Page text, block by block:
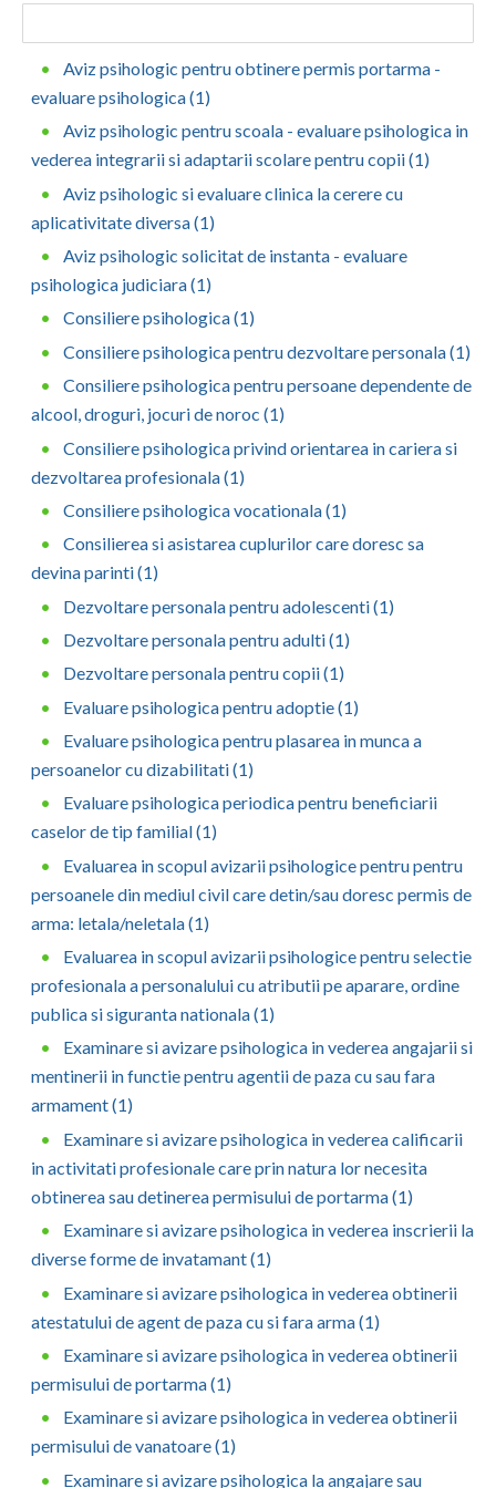
Brasov
Buzau
Calarasi
Caras-Severin
Cluj
Covasna
Dambovita
Galati
Gorj
Harghita
Ialomita
Iasi
Maramures
Mures
Olt
Salaj
Satu-Mare
Sibiu
Suceava
Timis
Tulcea
Valcea
Evenimente
Cabinet
Membri
Aviz psihologic pentru obtinere permis portarma -
evaluare psihologica (1)
Aviz psihologic pentru scoala - evaluare psihologica in
vederea integrarii si adaptarii scolare pentru copii (1)
Aviz psihologic si evaluare clinica la cerere cu
aplicativitate diversa (1)
Aviz psihologic solicitat de instanta - evaluare
psihologica judiciara (1)
Consiliere psihologica (1)
Consiliere psihologica pentru dezvoltare personala (1)
Consiliere psihologica pentru persoane dependente de
alcool, droguri, jocuri de noroc (1)
Consiliere psihologica privind orientarea in cariera si
dezvoltarea profesionala (1)
Consiliere psihologica vocationala (1)
Consilierea si asistarea cuplurilor care doresc sa
devina parinti (1)
Dezvoltare personala pentru adolescenti (1)
Dezvoltare personala pentru adulti (1)
Dezvoltare personala pentru copii (1)
Evaluare psihologica pentru adoptie (1)
Evaluare psihologica pentru plasarea in munca a
persoanelor cu dizabilitati (1)
Evaluare psihologica periodica pentru beneficiarii
caselor de tip familial (1)
Evaluarea in scopul avizarii psihologice pentru pentru
persoanele din mediul civil care detin/sau doresc permis de
arma: letala/neletala (1)
Evaluarea in scopul avizarii psihologice pentru selectie
profesionala a personalului cu atributii pe aparare, ordine
publica si siguranta nationala (1)
Examinare si avizare psihologica in vederea angajarii si
mentinerii in functie pentru agentii de paza cu sau fara
armament (1)
Examinare si avizare psihologica in vederea calificarii
in activitati profesionale care prin natura lor necesita
obtinerea sau detinerea permisului de portarma (1)
Examinare si avizare psihologica in vederea inscrierii la
diverse forme de invatamant (1)
Examinare si avizare psihologica in vederea obtinerii
atestatului de agent de paza cu si fara arma (1)
Examinare si avizare psihologica in vederea obtinerii
permisului de portarma (1)
Examinare si avizare psihologica in vederea obtinerii
permisului de vanatoare (1)
Examinare si avizare psihologica la angajare sau